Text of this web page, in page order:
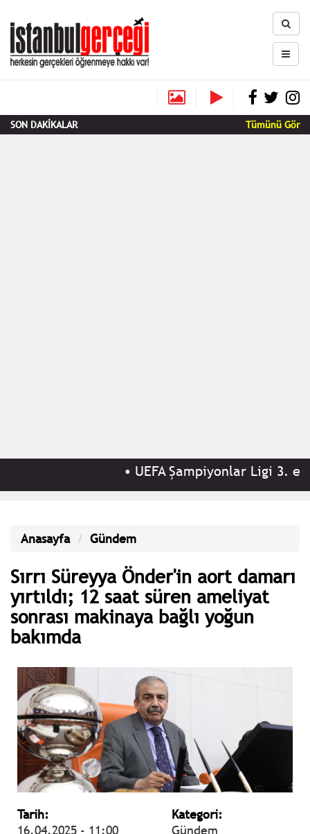
SON DAKİKALAR Tümünü Gör
UEFA Şampiyonlar Ligi 3.
Anasayfa Gündem
Sırrı Süreyya Önder'in aort damarı
yırtıldı; 12 saat süren ameliyat
sonrası makinaya bağlı yoğun
bakımda
Tarih:
16.04.2025 - 11:00
Kategori:
Gündem